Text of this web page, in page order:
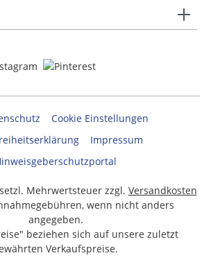
Cookie Einstellungen
Impressum
Mehrwertsteuer zzgl. Versandkosten
wenn nicht anders
angegeben.
beziehen sich auf unsere zuletzt
Verkaufspreise.